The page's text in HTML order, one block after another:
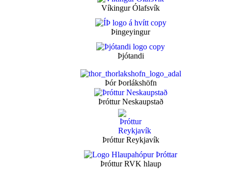
Víkingur Ólafsvík
Þingeyingur
Þjótandi
Þór Þorlákshöfn
Þróttur Neskaupstað
Þróttur Reykjavík
Þróttur RVK hlaup